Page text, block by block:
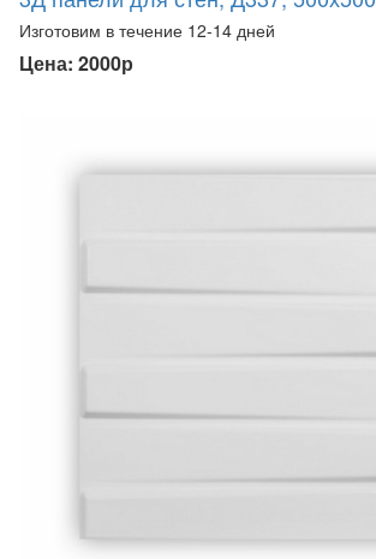
Изготовим в течение 12-14 дней
Цена: 2000р